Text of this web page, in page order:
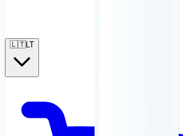
🇱🇹LT